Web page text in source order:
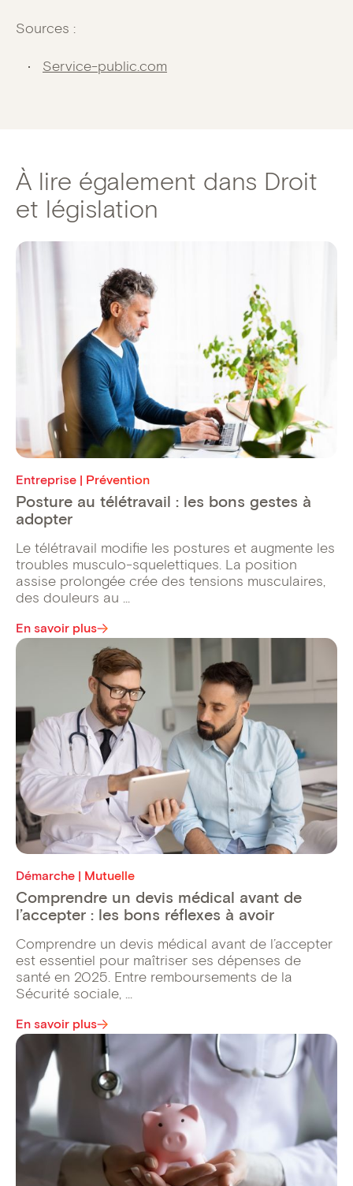
Sources :
Service-public.com
À lire également dans Droit
et législation
Entreprise | Prévention
Posture au télétravail : les bons gestes à
adopter
Le télétravail modifie les postures et augmente les
troubles musculo-squelettiques. La position
assise prolongée crée des tensions musculaires,
des douleurs au ...
En savoir plus
Démarche | Mutuelle
Comprendre un devis médical avant de
l’accepter : les bons réflexes à avoir
Comprendre un devis médical avant de l’accepter
est essentiel pour maîtriser ses dépenses de
santé en 2025. Entre remboursements de la
Sécurité sociale, ...
En savoir plus